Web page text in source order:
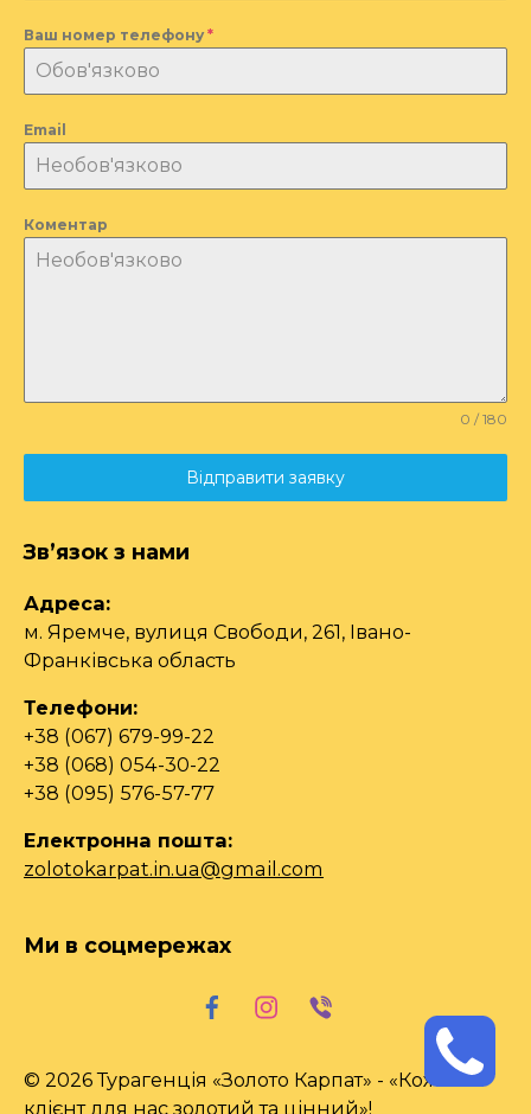
Ваш номер телефону *
Email
Коментар
0 / 180
Відправити заявку
Зв’язок з нами
Адреса:
м. Яремче, вулиця Свободи, 261, Івано-
Франківська область
Телефони:
+38 (067) 679-99-22
+38 (068) 054-30-22
+38 (095) 576-57-77
Електронна пошта:
zolotokarpat.in.ua@gmail.com
Ми в соцмережах
© 2026 Турагенція «Золото Карпат» - «Кожен
клієнт для нас золотий та цінний»!